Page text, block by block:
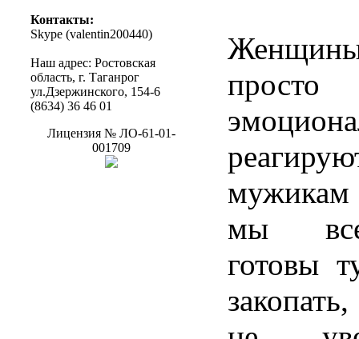
Контакты:
Skype (valentin200440)
Наш адрес: Ростовская
область, г. Таганрог
ул.Дзержинского, 154-6
(8634) 36 46 01
Лицензия№ ЛО-61-01-
001709
мужикам
мы
готовы